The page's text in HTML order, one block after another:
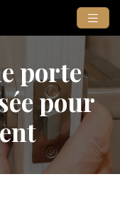
porte
pour